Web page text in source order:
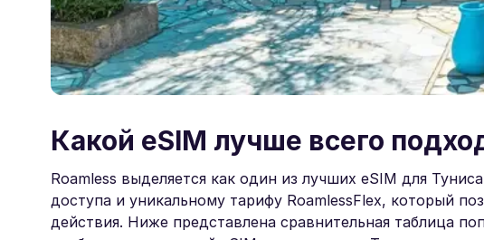
Какой eSIM лучше всего
Roamless выделяется как один из лучших eSIM для
доступа и уникальному тарифу RoamlessFlex, который
действия. Ниже представлена сравнительная таблица